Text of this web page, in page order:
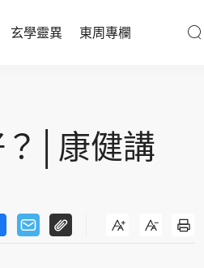
玄學靈異 東周專欄
醫療百科
子天地│康健講